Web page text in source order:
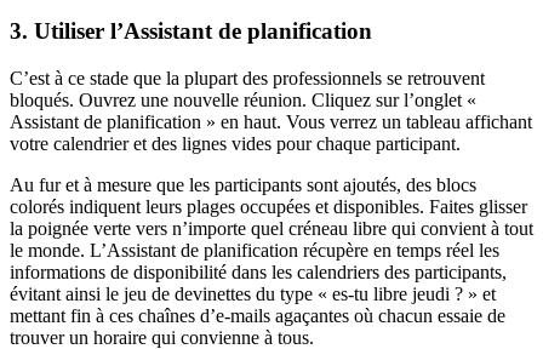
3. Utiliser l’Assistant de planification
C’est à ce stade que la plupart des professionnels se retrouvent
bloqués. Ouvrez une nouvelle réunion. Cliquez sur l’onglet «
Assistant de planification » en haut. Vous verrez un tableau affichant
votre calendrier et des lignes vides pour chaque participant.
Au fur et à mesure que les participants sont ajoutés, des blocs
colorés indiquent leurs plages occupées et disponibles. Faites glisser
la poignée verte vers n’importe quel créneau libre qui convient à tout
le monde. L’Assistant de planification récupère en temps réel les
informations de disponibilité dans les calendriers des participants,
évitant ainsi le jeu de devinettes du type « es-tu libre jeudi ? » et
mettant fin à ces chaînes d’e-mails agaçantes où chacun essaie de
trouver un horaire qui convienne à tous.